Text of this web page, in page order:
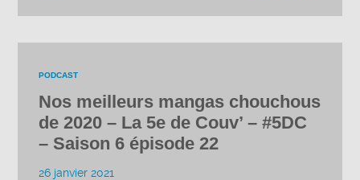
PODCAST
Nos meilleurs mangas chouchous
de 2020 – La 5e de Couv’ – #5DC
– Saison 6 épisode 22
26 janvier 2021